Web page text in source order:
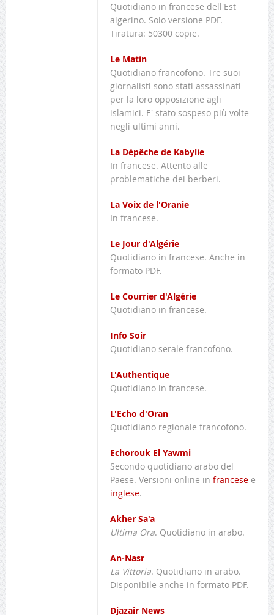
Quotidiano in francese dell'Est
algerino. Solo versione PDF.
Tiratura: 50300 copie.
Le Matin
Quotidiano francofono. Tre suoi
giornalisti sono stati assassinati
per la loro opposizione agli
islamici. E' stato sospeso più volte
negli ultimi anni.
La Dépêche de Kabylie
In francese. Attento alle
problematiche dei berberi.
La Voix de l'Oranie
In francese.
Le Jour d'Algérie
Quotidiano in francese. Anche in
formato PDF.
Le Courrier d'Algérie
Quotidiano in francese.
Info Soir
Quotidiano serale francofono.
L'Authentique
Quotidiano in francese.
L'Echo d'Oran
Quotidiano regionale francofono.
Echorouk El Yawmi
Secondo quotidiano arabo del
Paese. Versioni online in francesee
inglese.
Akher Sa'a
Ultima Ora. Quotidiano in arabo.
An-Nasr
La Vittoria. Quotidiano in arabo.
Disponibile anche in formato PDF.
Djazair News